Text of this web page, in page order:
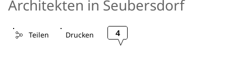
Architekten in Seubersdorf
Teilen Drucken 4